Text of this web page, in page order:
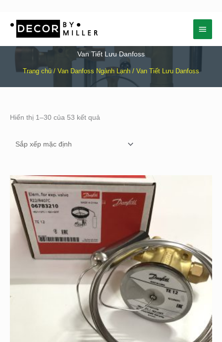
Menu
chính
Van Tiết Lưu Danfoss
Trang chủ/ Van Danfoss Ngành Lạnh / Van Tiết Lưu Danfoss
Hiển thị 1–30 của 53 kết quả